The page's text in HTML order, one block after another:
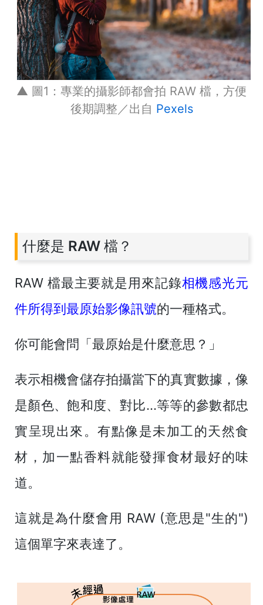
▲ 圖1：專業的攝影師都會拍 RAW 檔，方便
後期調整／出自 Pexels
什麼是 RAW 檔？
RAW 檔最主要就是用來記錄相機感光元
件所得到最原始影像訊號的一種格式。
你可能會問「最原始是什麼意思？」
表示相機會儲存拍攝當下的真實數據，像
是顏色、飽和度、對比...等等的參數都忠
實呈現出來。有點像是未加工的天然食
材，加一點香料就能發揮食材最好的味
道。
這就是為什麼會用 RAW (意思是"生的")
這個單字來表達了。